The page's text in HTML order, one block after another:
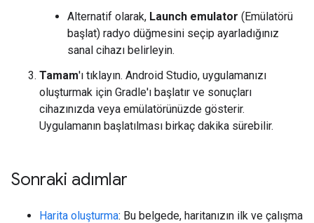
Alternatif olarak, Launch emulator (Emülatörü
başlat) radyo düğmesini seçip ayarladığınız
sanal cihazı belirleyin.
Tamam'ı tıklayın. Android Studio, uygulamanızı
oluşturmak için Gradle'ı başlatır ve sonuçları
cihazınızda veya emülatörünüzde gösterir.
Uygulamanın başlatılması birkaç dakika sürebilir.
Sonraki adımlar
Harita oluşturma: Bu belgede, haritanızın ilk ve çalışma